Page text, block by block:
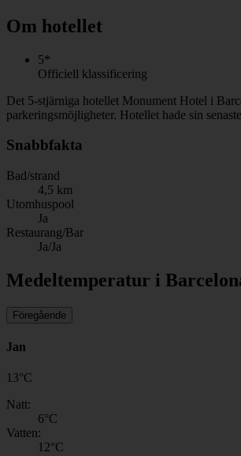
Om hotellet
5*
Officiell klassificering
Det 5-stjärniga hotellet Monument Hotel i
parkeringsmöjligheter. Hotellet hade sin
Snabbfakta
Bad/strand
4,5 km
Utomhuspool
Ja
Restaurang/Bar
Ja/Ja
Medeltemperatur i
Föregående
Jan
13°C
Natt:
6°C
Vatten:
12°C